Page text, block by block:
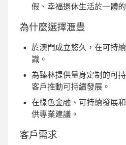
假、幸福退休生活於一體的
為什麼選擇滙豐
於澳門成立悠久，在可持
識。
為臻林提供量身定制的可
客戶推動可持續發展。
在綠色金融、可持續發展
供專業建議。
客戶需求